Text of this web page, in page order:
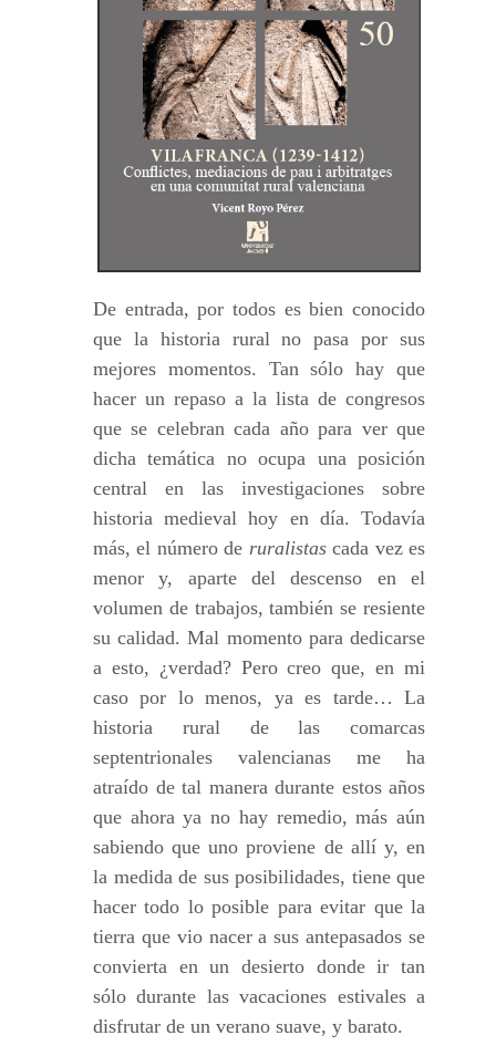
De entrada, por todos es bien conocido
que la historia rural no pasa por sus
mejores momentos. Tan sólo hay que
hacer un repaso a la lista de congresos
que se celebran cada año para ver que
dicha temática no ocupa una posición
central en las investigaciones sobre
historia medieval hoy en día. Todavía
más, el número de ruralistascada vez es
menor y, aparte del descenso en el
volumen de trabajos, también se resiente
su calidad. Mal momento para dedicarse
a esto, ¿verdad? Pero creo que, en mi
caso por lo menos, ya es tarde… La
historia rural de las comarcas
septentrionales valencianas me ha
atraído de tal manera durante estos años
que ahora ya no hay remedio, más aún
sabiendo que uno proviene de allí y, en
la medida de sus posibilidades, tiene que
hacer todo lo posible para evitar que la
tierra que vio nacer a sus antepasados se
convierta en un desierto donde ir tan
sólo durante las vacaciones estivales a
disfrutar de un verano suave, y barato.